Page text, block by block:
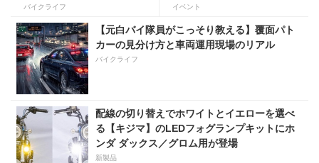
トーリー」
バイクライフ
新色に試乗できるチャンス！
イベント
【元白バイ隊員がこっそり教える】覆面パト
カーの見分け方と車両運用現場のリアル
バイクライフ
配線の切り替えでホワイトとイエローを選べ
る【キジマ】のLEDフォグランプキットにホ
ンダ ダックス／グロム用が登場
新製品